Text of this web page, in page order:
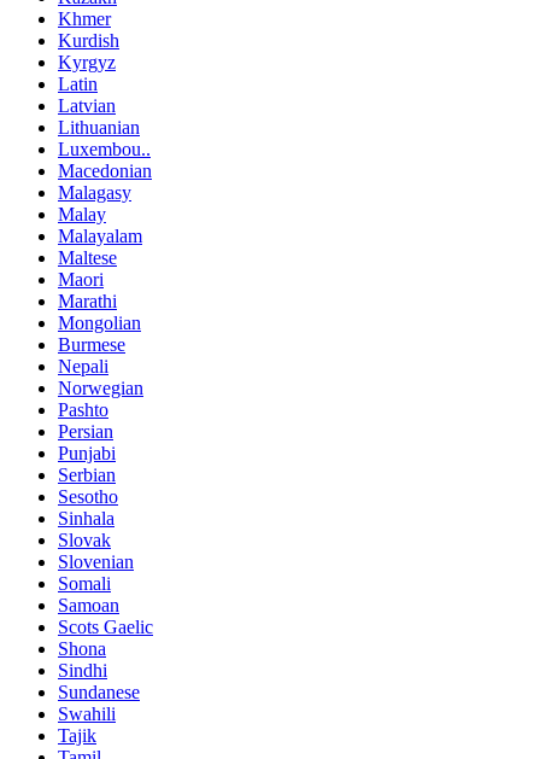
Khmer
Kurdish
Kyrgyz
Latin
Latvian
Lithuanian
Luxembou..
Macedonian
Malagasy
Malay
Malayalam
Maltese
Maori
Marathi
Mongolian
Burmese
Nepali
Norwegian
Pashto
Persian
Punjabi
Serbian
Sesotho
Sinhala
Slovak
Slovenian
Somali
Samoan
Scots Gaelic
Shona
Sindhi
Sundanese
Swahili
Tajik